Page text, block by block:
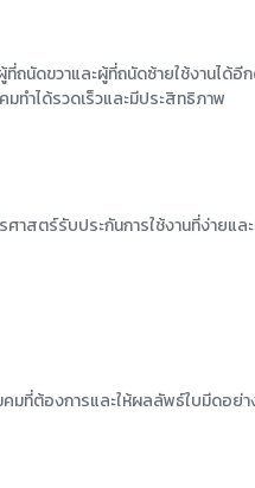
ถนัดขวาและผู้ที่ถนัดซ้ายใช้งานไ
ทำได้รวดเร็วและมีประสิทธิภาพ
าสตร์รับประกันการใช้งานที่ง่ายแ
มที่ต้องการและให้ผลลัพธ์ใบมีดอย่า